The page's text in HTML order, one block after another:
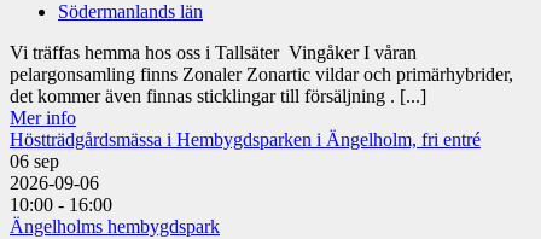
Södermanlands län
Vi träffas hemma hos oss i Tallsäter Vingåker I våran
pelargonsamling finns Zonaler Zonartic vildar och primärhybrider,
det kommer även finnas sticklingar till försäljning . [...]
Mer info
Höstträdgårdsmässa i Hembygdsparken i Ängelholm, fri entré
06 sep
2026-09-06
10:00 - 16:00
Ängelholms hembygdspark